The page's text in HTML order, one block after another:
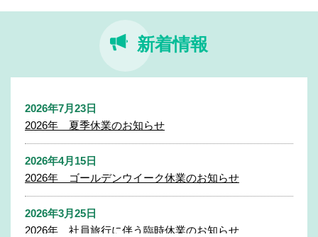
新着情報
2026年7月23日
2026年 夏季休業のお知らせ
2026年4月15日
2026年 ゴールデンウイーク休業のお知らせ
2026年3月25日
2026年 社員旅行に伴う臨時休業のお知らせ